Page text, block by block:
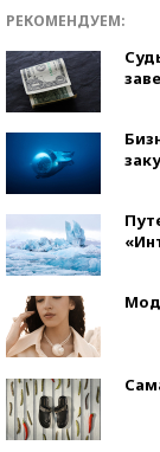
РЕКОМЕНДУЕМ: